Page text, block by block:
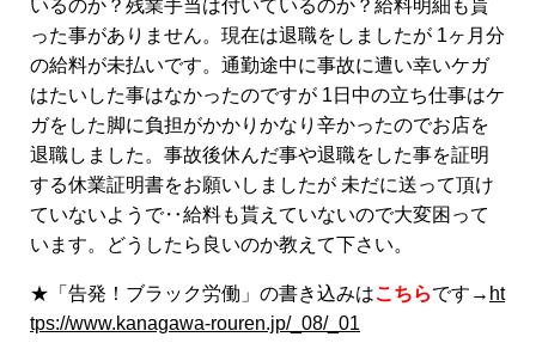
いるのか？残業手当は付いているのか？給料明細も貰
った事がありません。現在は退職をしましたが 1ヶ月分
の給料が未払いです。通勤途中に事故に遭い幸いケガ
はたいした事はなかったのですが 1日中の立ち仕事はケ
ガをした脚に負担がかかりかなり辛かったのでお店を
退職しました。事故後休んだ事や退職をした事を証明
する休業証明書をお願いしましたが 未だに送って頂け
ていないようで‥給料も貰えていないので大変困って
います。どうしたら良いのか教えて下さい。
★「告発！ブラック労働」の書き込みはこちらです→ ht
tps://www.kanagawa-rouren.jp/_08/_01